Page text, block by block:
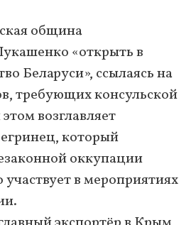
община
«открыть в
Беларуси», ссылаясь на
требующих консульской
возглавляет
который
оккупации
в мероприятиях